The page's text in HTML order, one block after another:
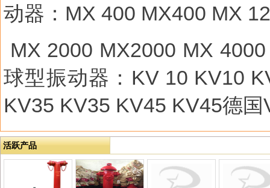
动器： MX 400 MX400 MX
MX 2000 MX2000 MX
球型振动器： KV 10 KV10
KV35 KV35 KV45 KV45德国
活跃产品